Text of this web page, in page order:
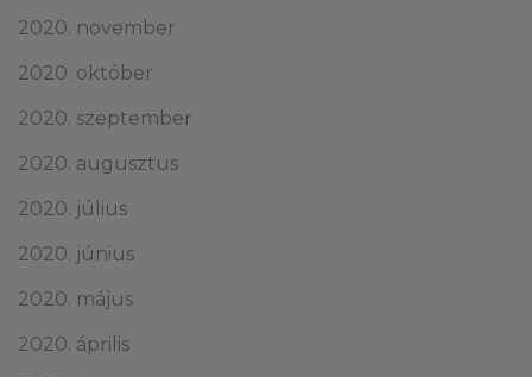
2020. november
2020. október
2020. szeptember
2020. augusztus
2020. július
2020. június
2020. május
2020. április